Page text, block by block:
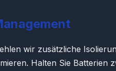
wir zusätzliche
Halten Sie Batterien